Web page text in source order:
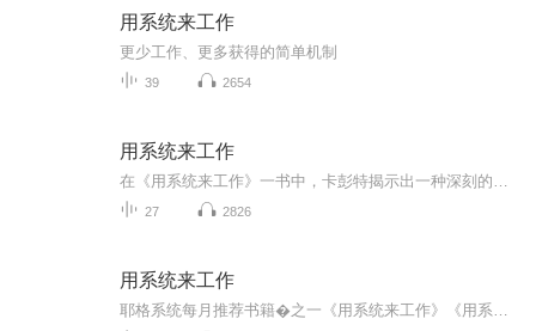
用系统来工作
更少工作、更多获得的简单机制
39 2654
用系统来工作
27 2826
用系统来工作